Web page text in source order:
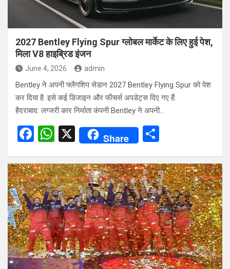
2027 Bentley Flying Spur ग्लोबल मार्केट के लिए हुई पेश,
मिला V8 हाइब्रिड इंजन
June 4, 2026 admin
Bentley ने अपनी फ्लैगशिप सेडान 2027 Bentley Flying Spur को पेश
कर दिया है. इसे कई डिजाइन और फीचर्स अपडेट्स दिए गए हैं.
हैदराबाद: लग्जरी कार निर्माता कंपनी Bentley ने अपनी…
F
ce
b
o
o
k
W
at
s
A
p
p
X Share
ar
e